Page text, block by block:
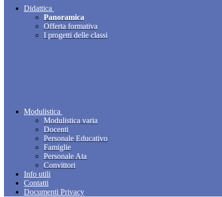
Didattica
Panoramica
Offerta formativa
I progetti delle classi
Modulistica
Modulistica varia
Docenti
Personale Educativo
Famiglie
Personale Ata
Convittori
Info utili
Contatti
Documenti Privacy